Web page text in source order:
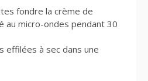
fondre la crème de
au micro-ondes pendant 30
effilées à sec dans une